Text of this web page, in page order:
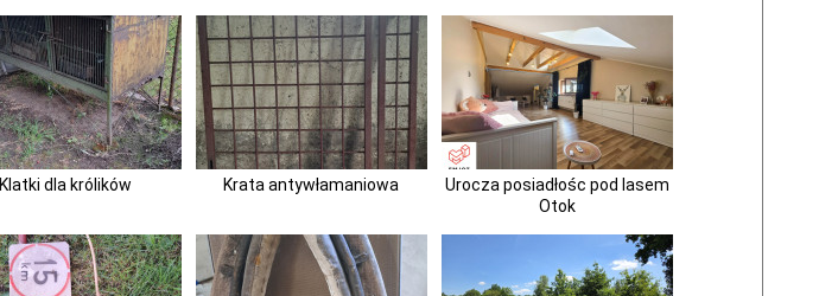
Klatki dla królików Krata antywłamaniowa
Urocza posiadłośc pod lasem
Otok